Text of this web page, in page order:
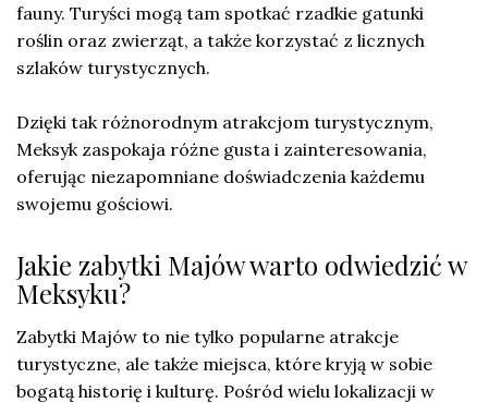
fauny. Turyści mogą tam spotkać rzadkie gatunki
roślin oraz zwierząt, a także korzystać z licznych
szlaków turystycznych.
Dzięki tak różnorodnym atrakcjom turystycznym,
Meksyk zaspokaja różne gusta i zainteresowania,
oferując niezapomniane doświadczenia każdemu
swojemu gościowi.
Jakie zabytki Majów warto odwiedzić w
Meksyku?
Zabytki Majów to nie tylko popularne atrakcje
turystyczne, ale także miejsca, które kryją w sobie
bogatą historię i kulturę. Pośród wielu lokalizacji w